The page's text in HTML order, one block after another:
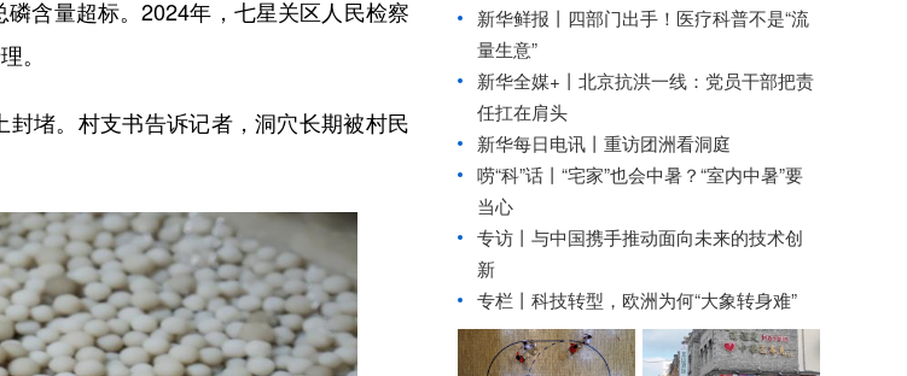
含量超标。2024年，七星关区人民检察
。
堵。村支书告诉记者，洞穴长期被村民
新华鲜报丨四部门出手！医疗科普不是“流
量生意”
新华全媒+丨 北京抗洪一线：党员干部把责
任扛在肩头
新华每日电讯丨 重访团洲看洞庭
唠“科”话丨“宅家”也会中暑？“室内中暑”要
当心
专访丨与中国携手推动面向未来的技术创
新
专栏丨科技转型，欧洲为何“大象转身难”